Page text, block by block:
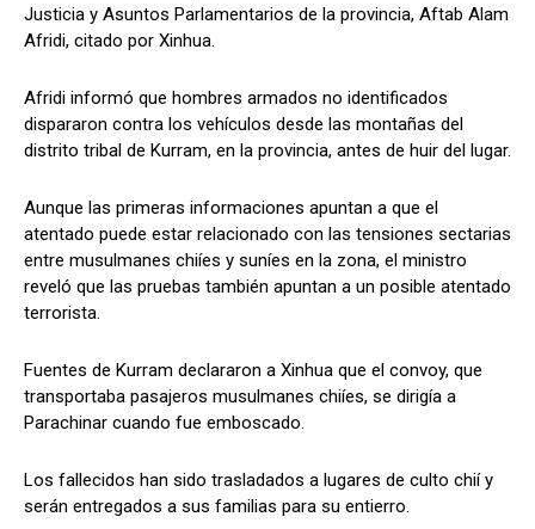
Justicia y Asuntos Parlamentarios de la provincia, Aftab Alam
Afridi, citado por Xinhua.
Afridi informó que hombres armados no identificados
dispararon contra los vehículos desde las montañas del
distrito tribal de Kurram, en la provincia, antes de huir del lugar.
Aunque las primeras informaciones apuntan a que el
atentado puede estar relacionado con las tensiones sectarias
entre musulmanes chiíes y suníes en la zona, el ministro
reveló que las pruebas también apuntan a un posible atentado
terrorista.
Fuentes de Kurram declararon a Xinhua que el convoy, que
transportaba pasajeros musulmanes chiíes, se dirigía a
Parachinar cuando fue emboscado.
Los fallecidos han sido trasladados a lugares de culto chií y
serán entregados a sus familias para su entierro.